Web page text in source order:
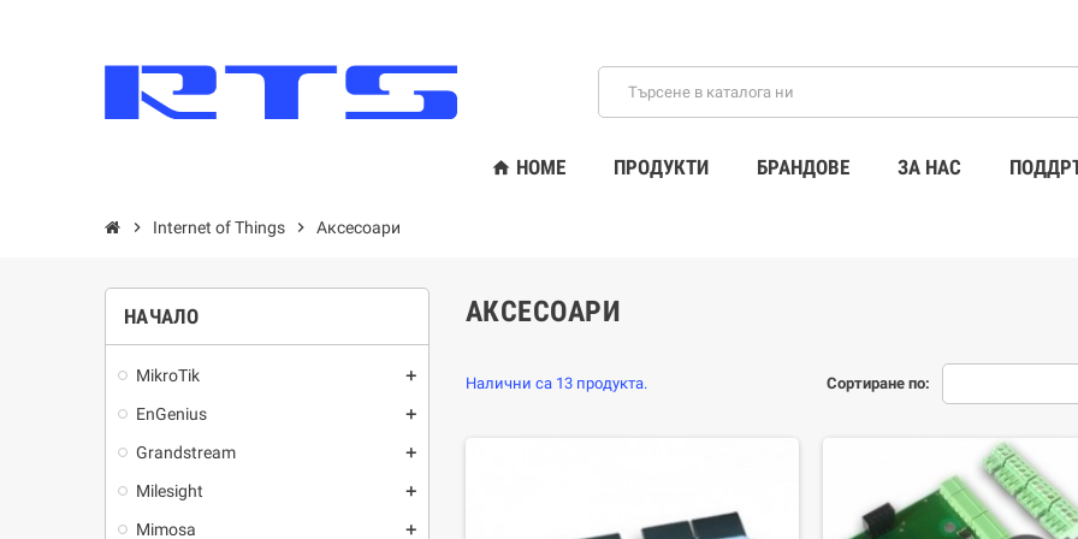
home HOME ПРОДУКТИ БРАНДОВЕ ЗА НАС
chevron_right Internet of Things chevron_right Аксесоари
НАЧАЛО
MikroTik add
EnGenius add
Grandstream add
Milesight add
Mimosa add
АКСЕСОАРИ
Сортиране по:
Налични са 13 продукта.